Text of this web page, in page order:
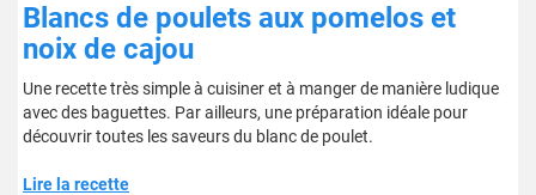
Blancs de poulets aux pomelos et
noix de cajou
Une recette très simple à cuisiner et à manger de manière ludique
avec des baguettes. Par ailleurs, une préparation idéale pour
découvrir toutes les saveurs du blanc de poulet.
Lire la recette